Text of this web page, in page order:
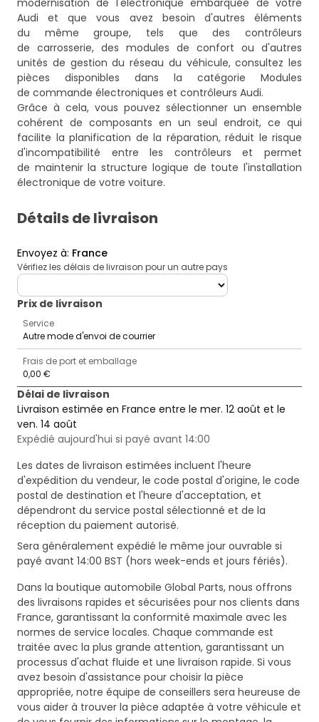
modernisation de l'électronique embarquée de votre
Audi et que vous avez besoin d'autres éléments
du même groupe, tels que des contrôleurs
de carrosserie, des modules de confort ou d'autres
unités de gestion du réseau du véhicule, consultez les
pièces disponibles dans la catégorie Modules
de commande électroniques et contrôleurs Audi.
Grâce à cela, vous pouvez sélectionner un ensemble
cohérent de composants en un seul endroit, ce qui
facilite la planification de la réparation, réduit le risque
d'incompatibilité entre les contrôleurs et permet
de maintenir la structure logique de toute l'installation
électronique de votre voiture.
Détails de livraison
Envoyez à: France
Vérifiez les délais de livraison pour un autre pays
deliveryCountry
Prix ​​de livraison
Service
Autre mode d'envoi de courrier
Frais de port et emballage
0,00 €
Délai de livraison
Livraison estimée en France entre le mer. 12 août et le
ven. 14 août
Expédié aujourd'hui si payé avant 14:00
Les dates de livraison estimées incluent l'heure
d'expédition du vendeur, le code postal d'origine, le code
postal de destination et l'heure d'acceptation, et
dépendront du service postal sélectionné et de la
réception du paiement autorisé.
Sera généralement expédié le même jour ouvrable si
payé avant 14:00 BST (hors week-ends et jours fériés).
Dans la boutique automobile Global Parts, nous offrons
des livraisons rapides et sécurisées pour nos clients dans
France, garantissant la conformité maximale avec les
normes de service locales. Chaque commande est
traitée avec la plus grande attention, garantissant un
processus d'achat fluide et une livraison rapide. Si vous
avez besoin d'assistance pour choisir la pièce
appropriée, notre équipe de conseillers sera heureuse de
vous aider à trouver la pièce adaptée à votre véhicule et